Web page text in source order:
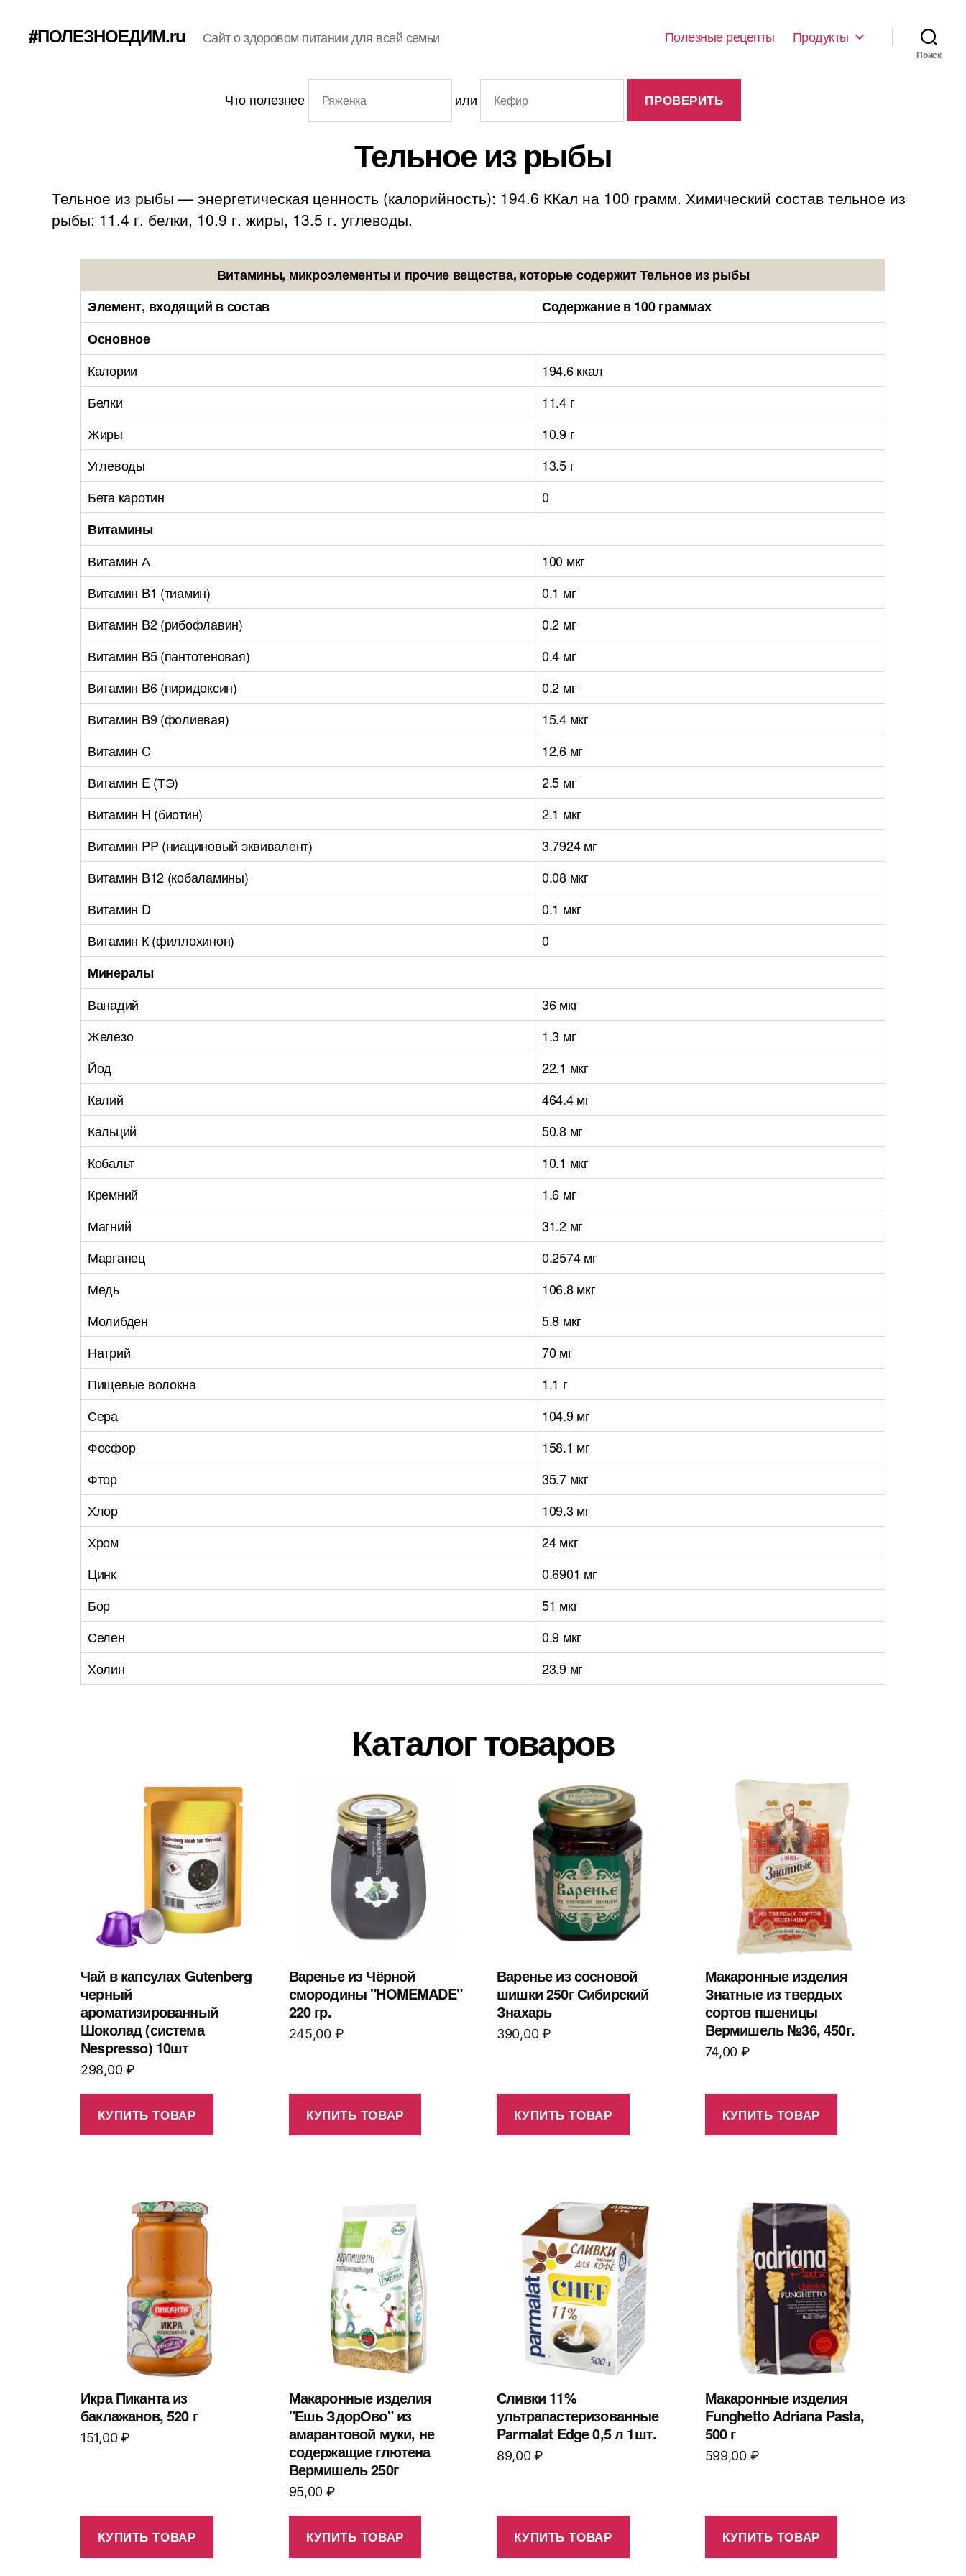
#ПОЛЕЗНОЕДИМ.ru Сайт о здоровом питании для всей семьи Полезные рецепты Продукты
Поиск
Что полезнее или
Тельное из рыбы
Тельное из рыбы — энергетическая ценность (калорийность): 194.6 ККал на 100 грамм. Химический состав тельное из
рыбы: 11.4 г. белки, 10.9 г. жиры, 13.5 г. углеводы.
Витамины, микроэлементы и прочие вещества, которые содержит Тельное из рыбы
Элемент, входящий в состав
Содержание в 100 граммах
Основное
Калории
194.6 ккал
Белки
11.4 г
Жиры
10.9 г
Углеводы
13.5 г
Бета каротин
0
Витамины
Витамин А
100 мкг
Витамин B1 (тиамин)
0.1 мг
Витамин B2 (рибофлавин)
0.2 мг
Витамин B5 (пантотеновая)
0.4 мг
Витамин B6 (пиридоксин)
0.2 мг
Витамин B9 (фолиевая)
15.4 мкг
Витамин C
12.6 мг
Витамин E (ТЭ)
2.5 мг
Витамин H (биотин)
2.1 мкг
Витамин PP (ниациновый эквивалент)
3.7924 мг
Витамин B12 (кобаламины)
0.08 мкг
Витамин D
0.1 мкг
Витамин К (филлохинон)
0
Минералы
Ванадий
36 мкг
Железо
1.3 мг
Йод
22.1 мкг
Калий
464.4 мг
Кальций
50.8 мг
Кобальт
10.1 мкг
Кремний
1.6 мг
Магний
31.2 мг
Марганец
0.2574 мг
Медь
106.8 мкг
Молибден
5.8 мкг
Натрий
70 мг
Пищевые волокна
1.1 г
Сера
104.9 мг
Фосфор
158.1 мг
Фтор
35.7 мкг
Хлор
109.3 мг
Хром
24 мкг
Цинк
0.6901 мг
Бор
51 мкг
Селен
0.9 мкг
Холин
23.9 мг
Каталог товаров
Чай в капсулах Gutenberg
черный
ароматизированный
Шоколад (система
Nespresso) 10шт
298,00₽
КУПИТЬ ТОВАР
Варенье из Чёрной
смородины "HOMEMADE"
220 гр.
245,00 ₽
КУПИТЬ ТОВАР
Варенье из сосновой
шишки 250г Сибирский
Знахарь
390,00₽
КУПИТЬ ТОВАР
Макаронные изделия
Знатные из твердых
сортов пшеницы
Вермишель №36, 450г.
74,00 ₽
КУПИТЬ ТОВАР
Икра Пиканта из
баклажанов, 520 г
151,00₽
КУПИТЬ ТОВАР
Макаронные изделия
"Ешь ЗдорОво" из
амарантовой муки, не
содержащие глютена
Вермишель 250г
95,00 ₽
КУПИТЬ ТОВАР
Сливки 11%
ультрапастеризованные
Parmalat Edge 0,5 л 1шт.
89,00₽
КУПИТЬ ТОВАР
Макаронные изделия
Funghetto Adriana Pasta,
500 г
599,00 ₽
КУПИТЬ ТОВАР